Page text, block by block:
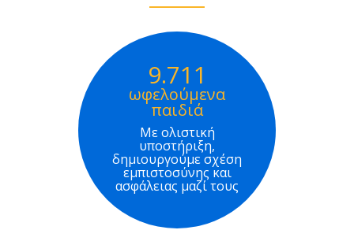
9.711
ωφελούμενα
παιδιά
Με ολιστική
υποστήριξη,
δημιουργούμε σχέση
εμπιστοσύνης και
ασφάλειας μαζί τους